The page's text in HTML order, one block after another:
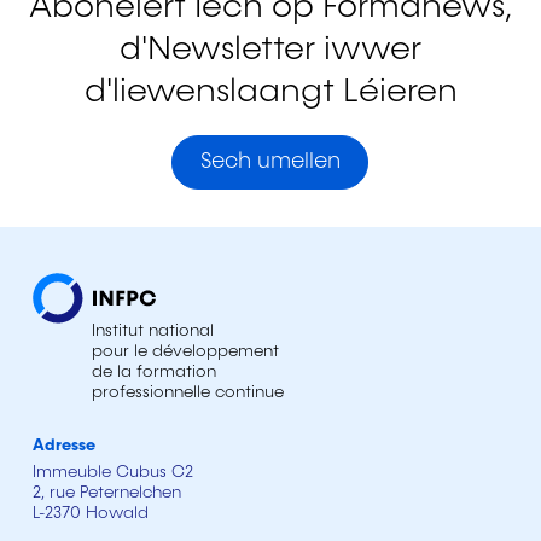
Abonéiert Iech op Formanews,
d'Newsletter iwwer
d'liewenslaangt Léieren
Sech umellen
Institut national
pour le développement
de la formation
professionnelle continue
Adresse
Immeuble Cubus C2
2, rue Peternelchen
L-2370 Howald